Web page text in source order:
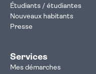
Étudiants / étudiantes
Nouveaux habitants
Presse
Services
Mes démarches